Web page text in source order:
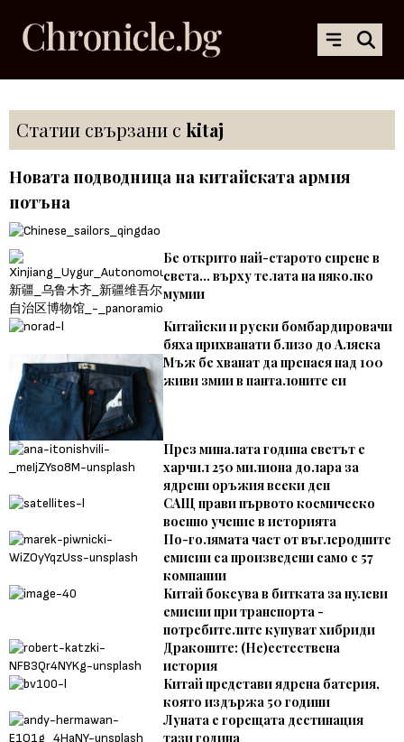
Статии свързани с kitaj
Новата подводница на китайската армия
потъна
Бе открито най-старото сирене в
света... върху телата на няколко
мумии
Китайски и руски бомбардировачи
бяха прихванати близо до Аляска
Мъж бе хванат да пренася над 100
живи змии в панталоните си
През миналата година светът е
харчил 250 милиона долара за
ядрени оръжия всеки ден
САЩ прави първото космическо
военно учение в историята
По-голямата част от въглеродните
емисии са произведени само с 57
компании
Китай боксува в битката за нулеви
емисии при транспорта -
потребителите купуват хибриди
Драконите: (Не)естествена
история
Китай представи ядрена батерия,
която издържа 50 години
Луната е горещата дестинация
тази година